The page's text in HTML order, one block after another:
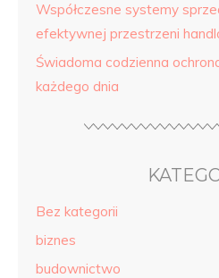
Współczesne systemy
efektywnej przestrzeni
Świadoma codzienna
każdego dnia
Bez kategorii
biznes
budownictwo